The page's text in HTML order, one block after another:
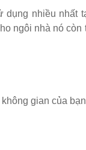
hàng tại Tp.HCM
nhiều nhất
ngôi nhà nó
gian của